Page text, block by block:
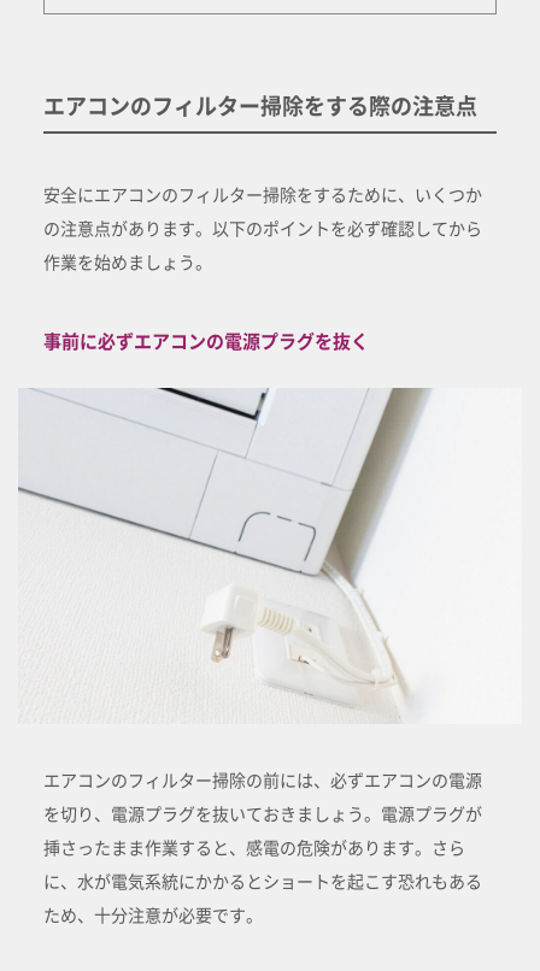
エアコンのフィルター掃除をする際の注意点
安全にエアコンのフィルター掃除をするために、いくつか
の注意点があります。以下のポイントを必ず確認してから
作業を始めましょう。
事前に必ずエアコンの電源プラグを抜く
エアコンのフィルター掃除の前には、必ずエアコンの電源
を切り、電源プラグを抜いておきましょう。電源プラグが
挿さったまま作業すると、感電の危険があります。さら
に、水が電気系統にかかるとショートを起こす恐れもある
ため、十分注意が必要です。